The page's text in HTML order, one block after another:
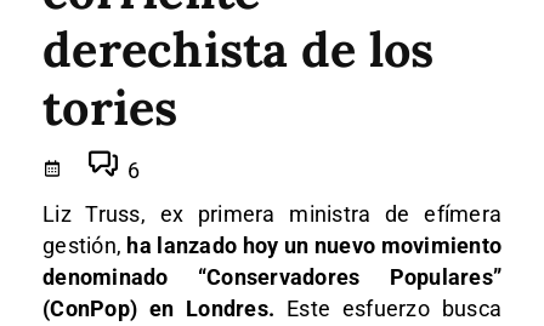
derechista de los
tories
6
Liz Truss, ex primera ministra de efímera
gestión, ha lanzado hoy un nuevo movimiento
denominado “Conservadores Populares”
(ConPop) en Londres. Este esfuerzo busca